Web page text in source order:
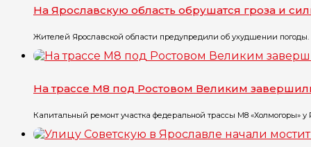
На Ярославскую область обрушатся гроза и
Жителей Ярославской области предупредили об ухудшении
На трассе М8 под Ростовом Великим
Капитальный ремонт участка федеральной трассы М8 «Холмогоры» у